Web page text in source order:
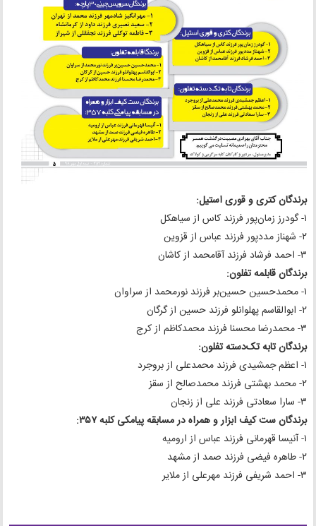
برندگان کتری و قوری استیل:
۱- گودرز زمان‌پور فرزند کاس از سیاهکل
۲- شهناز مددپور فرزند عباس از قزوین
۳- احمد فرشاد فرزند آقامحمد از کاشان
برندگان قابلمه تفلون:
۱- محمدحسین حسین‌بر فرزند نورمحمد از سراوان
۲- ابوالقاسم پهلوانلو فرزند حسین از گرگان
۳- محمدرضا محسنا فرزند محمدکاظم از کرج
برندگان تابه تک‌دسته تفلون:
۱- اعظم جمشیدی فرزند محمدعلی از بروجرد
۲- محمد بهشتی فرزند محمدصالح از سقز
۳- سارا سعادتی فرزند علی از زنجان
برندگان ست کیف ابزار و همراه در مسابقه پیامکی کلبه ۳۵۷:
۱- آنیسا قهرمانی فرزند عباس از ارومیه
۲- طاهره فیضی فرزند صمد از مشهد
۳- احمد شریفی فرزند مهرعلی از ملایر